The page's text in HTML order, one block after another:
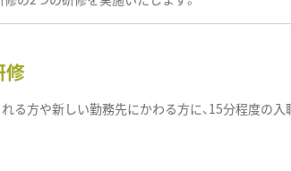
修
る方や新しい勤務先にかわる方に、15分程度の入